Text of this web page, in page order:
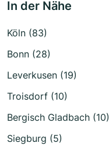
In der Nähe
Köln (83)
Bonn (28)
Leverkusen (19)
Troisdorf (10)
Bergisch Gladbach (10)
Siegburg (5)